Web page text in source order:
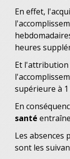
En effet,
heures
Et l'attribution
supérieure à
En
santé
Les absences
sont les